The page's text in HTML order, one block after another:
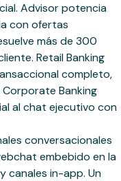
Advisor potencia
con ofertas
más de 300
Retail Banking
completo,
Banking
al chat ejecutivo con
conversacionales
embebido en la
canales in-app. Un